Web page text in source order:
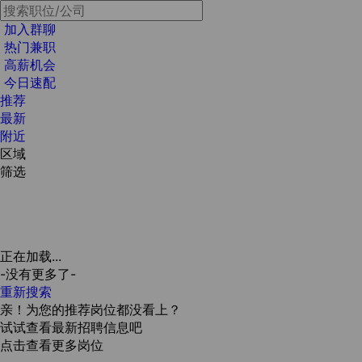
加入群聊
热门兼职
高薪机会
今日速配
推荐
最新
附近
区域
筛选
正在加载...
-没有更多了-
重新搜索
亲！为您的推荐岗位都没看上？
试试查看最新招聘信息吧
点击查看更多岗位